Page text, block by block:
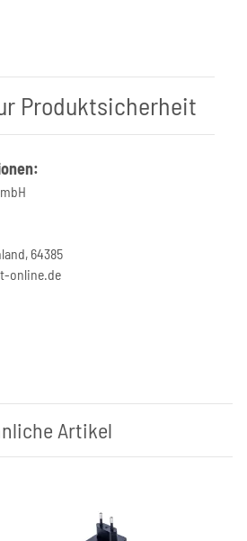
Produktsicherheit
64385
online.de
Artikel